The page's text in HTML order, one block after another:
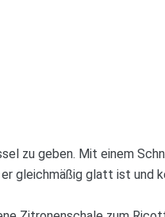
zu geben. Mit einem
gleichmäßig glatt ist und